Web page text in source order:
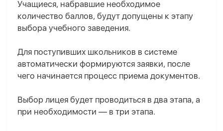
Учащиеся, набравшие необходимое
количество баллов, будут допущены к этапу
выбора учебного заведения.
Для поступивших школьников в системе
автоматически формируются заявки, после
чего начинается процесс приема документов.
Выбор лицея будет проводиться в два этапа, а
при необходимости — в три этапа.